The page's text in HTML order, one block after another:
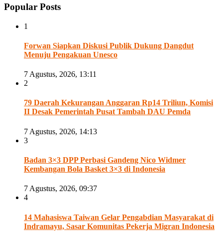
Popular Posts
1
Forwan Siapkan Diskusi Publik Dukung Dangdut
Menuju Pengakuan Unesco
7 Agustus, 2026, 13:11
2
79 Daerah Kekurangan Anggaran Rp14 Triliun, Komisi
II Desak Pemerintah Pusat Tambah DAU Pemda
7 Agustus, 2026, 14:13
3
Badan 3×3 DPP Perbasi Gandeng Nico Widmer
Kembangan Bola Basket 3×3 di Indonesia
7 Agustus, 2026, 09:37
4
14 Mahasiswa Taiwan Gelar Pengabdian Masyarakat di
Indramayu, Sasar Komunitas Pekerja Migran Indonesia